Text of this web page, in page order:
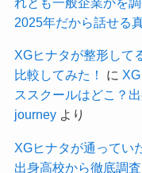
2025年だから話せる
XGヒナタが整形して
比較してみた！
に
ススクールはどこ？
journeyより
XGヒナタが通ってい
出身高校から徹底調査